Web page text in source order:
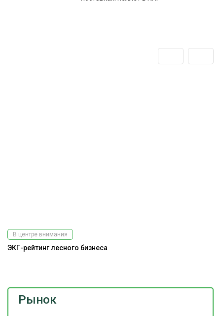
Рынок
В центре внимания
ЭКГ-рейтинг лесного бизнеса